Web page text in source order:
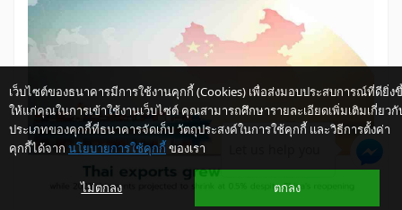
เว็บไซต์ของธนาคารมีการใช้งานคุกกี้ (Cookies) เพื่อส่งมอบประสบการณ์ที่ดียิ่ง
ให้แก่คุณในการเข้าใช้งานเว็บไซต์ คุณสามารถศึกษารายละเอียดเพิ่มเติมเกี่ยวกั
ประเภทของคุกกี้ที่ธนาคารจัดเก็บ วัตถุประสงค์ในการใช้คุกกี้ และวิธีการตั้งค่า
คุกกี้ได้จาก นโยบายการใช้คุกกี้ ของเรา
ไม่ตกลง ตกลง